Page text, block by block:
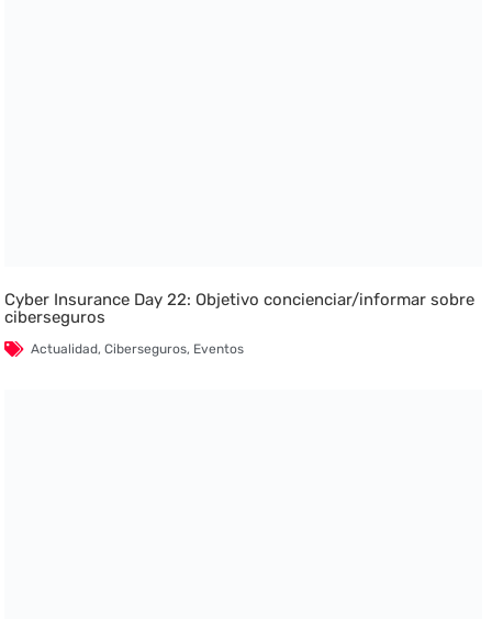
Cyber Insurance Day 22: Objetivo concienciar/informar sobre
ciberseguros
Actualidad,Ciberseguros, Eventos